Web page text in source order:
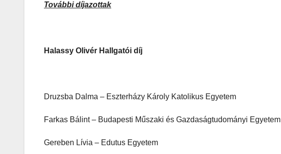
További díjazottak
Halassy Olivér Hallgatói díj
Druzsba Dalma – Eszterházy Károly Katolikus Egyetem
Farkas Bálint – Budapesti Műszaki és Gazdaságtudományi Egyetem
Gereben Lívia – Edutus Egyetem